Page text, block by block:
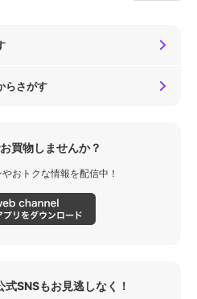
らさがす
買物しませんか？
おトクな情報を配信中！
式SNSもお見逃しなく！